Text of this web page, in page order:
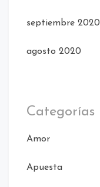
septiembre 2020
agosto 2020
Categorías
Amor
Apuesta